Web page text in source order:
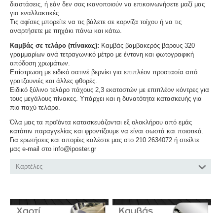
διαστάσεις, ή εάν δεν σας ικανοποιούν να επικοινωνήσετε μαζί μας
για εναλλακτικές.
Τις αφίσες μπορείτε να τις βάλετε σε κορνίζα τοίχου ή να τις
αναρτήσετε με πηχάκι πάνω και κάτω.
Καμβάς σε τελάρο (πίνακας): Καμβάς βαμβακερός βάρους 320
γραμμαρίων ανά τετραγωνικό μέτρο με έντονη και φωτογραφική
απόδοση χρωμάτων.
Επίστρωση με ειδικό σατινέ βερνίκι για επιπλέον προστασία από
γρατζουνιές και άλλες φθορές.
Ειδικό ξύλινο τελάρο πάχους 2,3 εκατοστών με επιπλέον κόντρες για
τους μεγάλους πίνακες. Υπάρχει και η δυνατότητα κατασκευής για
πιο παχύ τελάρο.
Όλα μας τα προϊόντα κατασκευάζονται εξ ολοκλήρου από εμάς
κατόπιν παραγγελίας και φροντίζουμε να είναι σωστά και ποιοτικά.
Για ερωτήσεις και απορίες καλέστε μας στο 210 2634072 ή στείλτε
μας e-mail στο info@iposter.gr
Καρτέλες